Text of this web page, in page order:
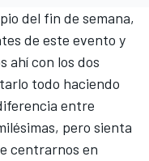
del fin de semana,
de este evento y
ahí con los dos
todo haciendo
entre
pero sienta
centrarnos en